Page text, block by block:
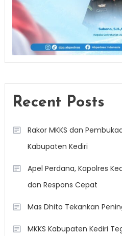
Recent Posts
Rakor MKKS dan
Kabupaten Kediri
Apel Perdana, Kapolres
dan Respons Cepat
Mas Dhito Tekankan
MKKS Kabupaten Kediri